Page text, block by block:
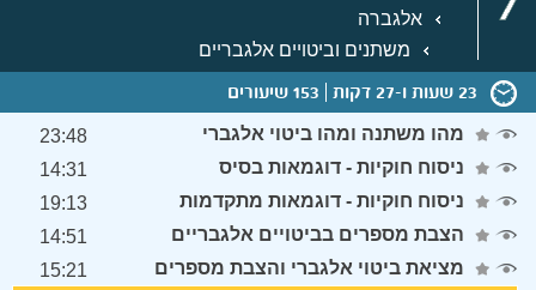
אלגברה
משתנים וביטויים אלגבריים
23 שעות ו-27 דקות 153 שיעורים
מהו משתנה ומהו ביטוי אלגברי
23:48
ניסוח חוקיות - דוגמאות בסיס
14:31
ניסוח חוקיות - דוגמאות מתקדמות
19:13
הצבת מספרים בביטויים אלגבריים
14:51
מציאת ביטוי אלגברי והצבת מספרים
15:21